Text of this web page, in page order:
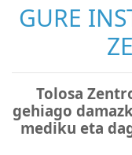
GURE
Tolosa
gehiago
mediku eta